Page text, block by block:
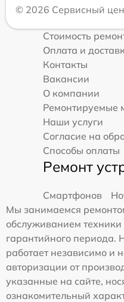
© 2026 Сервисный
Стоимость
Оплата и
Контакты
Вакансии
О компании
Ремонтируемые
Наши услуги
Согласие на
Способы оплаты
Ремонт
Смартфонов
Мы занимаемся
обслуживанием техники
гарантийного периода.
работает независимо и
авторизации от
указанные на сайте,
ознакомительный